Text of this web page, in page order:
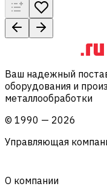
Ваш надежный
оборудования и
металлообработки
© 1990 — 2026
Управляющая
О компании